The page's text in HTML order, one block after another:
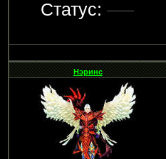
Статус:
Нэринс